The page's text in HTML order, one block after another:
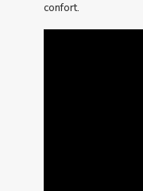
confort.